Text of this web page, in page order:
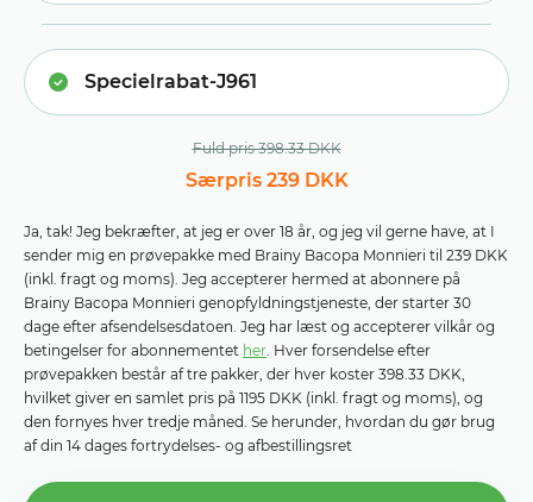
Fuld pris 398.33 DKK
Særpris 239 DKK
Ja, tak! Jeg bekræfter, at jeg er over 18 år, og jeg vil gerne have, at I
sender mig en prøvepakke med Brainy Bacopa Monnieri til 239 DKK
(inkl. fragt og moms). Jeg accepterer hermed at abonnere på
Brainy Bacopa Monnieri genopfyldningstjeneste, der starter 30
dage efter afsendelsesdatoen. Jeg har læst og accepterer vilkår og
betingelser for abonnementet her . Hver forsendelse efter
prøvepakken består af tre pakker, der hver koster 398.33 DKK,
hvilket giver en samlet pris på 1195 DKK (inkl. fragt og moms), og
den fornyes hver tredje måned. Se herunder, hvordan du gør brug
af din 14 dages fortrydelses- og afbestillingsret